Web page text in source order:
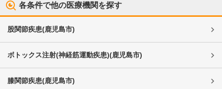
各条件で他の医療機関を探す
股関節疾患(鹿児島市)
ボトックス注射(神経筋運動疾患)(鹿児島市)
膝関節疾患(鹿児島市)